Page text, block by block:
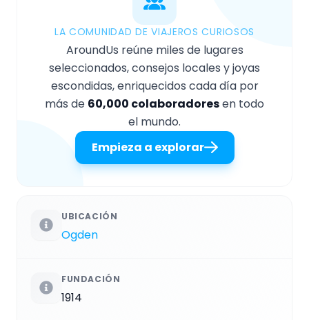
LA COMUNIDAD DE VIAJEROS CURIOSOS
AroundUs reúne miles de lugares
seleccionados, consejos locales y joyas
escondidas, enriquecidos cada día por
más de 60,000 colaboradoresen todo
el mundo.
Empieza a explorar
UBICACIÓN
Ogden
FUNDACIÓN
1914